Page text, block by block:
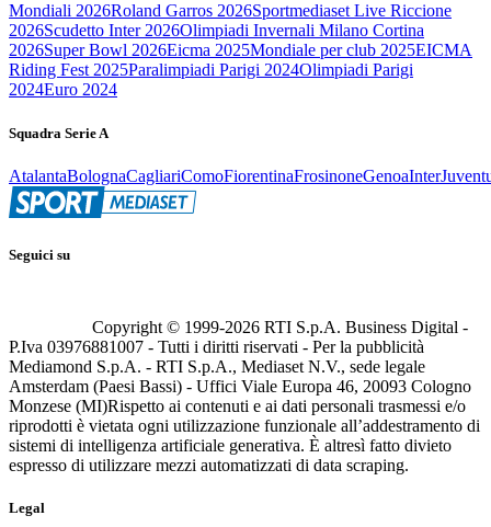
Mondiali 2026Roland Garros 2026Sportmediaset Live Riccione
2026Scudetto Inter 2026Olimpiadi Invernali Milano Cortina
2026Super Bowl 2026Eicma 2025Mondiale per club 2025EICMA
Riding Fest 2025Paralimpiadi Parigi 2024Olimpiadi Parigi
2024Euro 2024
Squadra Serie A
AtalantaBolognaCagliariComoFiorentinaFrosinoneGenoaInter
Seguici su
Copyright © 1999-2026 RTI S.p.A. Business Digital -
P.Iva 03976881007 - Tutti i diritti riservati - Per la pubblicità
Mediamond S.p.A. - RTI S.p.A., Mediaset N.V., sede legale
Amsterdam (Paesi Bassi) - Uffici Viale Europa 46, 20093 Cologno
Monzese (MI)Rispetto ai contenuti e ai dati personali trasmessi e/o
riprodotti è vietata ogni utilizzazione funzionale all’addestramento di
sistemi di intelligenza artificiale generativa. È altresì fatto divieto
espresso di utilizzare mezzi automatizzati di data scraping.
Legal